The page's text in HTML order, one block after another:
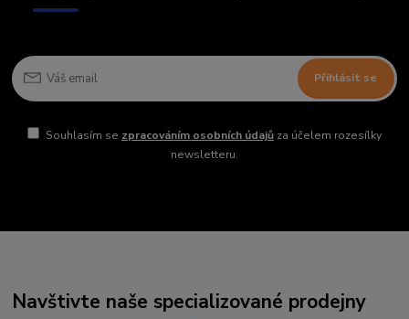
Přihlásit se
Souhlasím se zpracováním osobních údajůza účelem rozesílky
newsletteru.
Navštivte naše specializované prodejny